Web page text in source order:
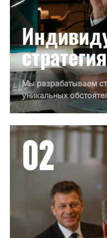
стратегия
Мы разрабатываем
уникальных
02